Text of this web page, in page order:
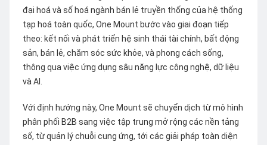
đại hoá và số hoá ngành bán lẻ truyền thống của hệ thống
tạp hoá toàn quốc, One Mount bước vào giai đoạn tiếp
theo: kết nối và phát triển hệ sinh thái tài chính, bất động
sản, bán lẻ, chăm sóc sức khỏe, và phong cách sống,
thông qua việc ứng dụng sâu năng lực công nghệ, dữ liệu
và AI.
Với định hướng này, One Mount sẽ chuyển dịch từ mô hình
phân phối B2B sang việc tập trung mở rộng các nền tảng
số, từ quản lý chuỗi cung ứng, tới các giải pháp toàn diện